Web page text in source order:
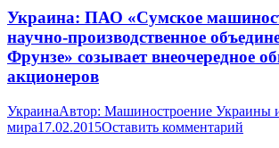
Украина: ПАО «Сумское
научно-производственное
Фрунзе» созывает внеочередное
акционеров
УкраинаАвтор: Машиностроение Украины
мира17.02.2015Оставить комментарий